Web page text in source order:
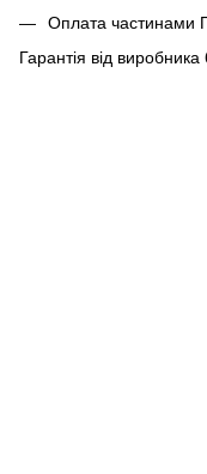
Оплата частинами
Гарантія від виробника